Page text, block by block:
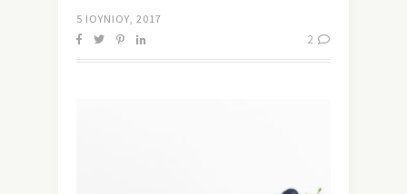
5 ΙΟΥΝΊΟΥ, 2017
2